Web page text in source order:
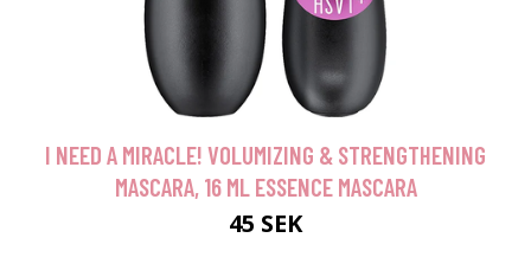
I NEED A MIRACLE! VOLUMIZING & STRENGTHENING
MASCARA, 16 ML ESSENCE MASCARA
45 SEK